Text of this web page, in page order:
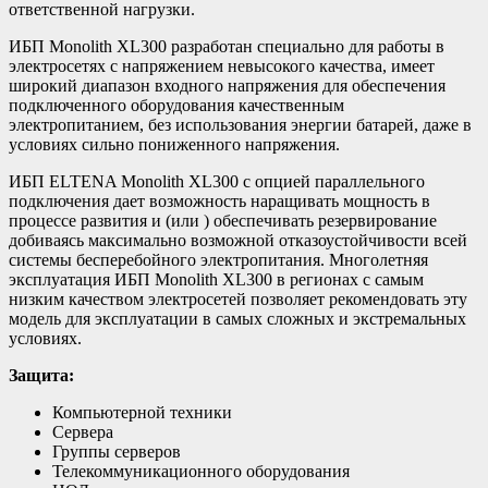
ответственной нагрузки.
ИБП Monolith XL300 разработан специально для работы в
электросетях с напряжением невысокого качества, имеет
широкий диапазон входного напряжения для обеспечения
подключенного оборудования качественным
электропитанием, без использования энергии батарей, даже в
условиях сильно пониженного напряжения.
ИБП ELTENA Monolith XL300 с опцией параллельного
подключения дает возможность наращивать мощность в
процессе развития и (или ) обеспечивать резервирование
добиваясь максимально возможной отказоустойчивости всей
системы бесперебойного электропитания. Многолетняя
эксплуатация ИБП Monolith XL300 в регионах с самым
низким качеством электросетей позволяет рекомендовать эту
модель для эксплуатации в самых сложных и экстремальных
условиях.
Защита:
Компьютерной техники
Сервера
Группы серверов
Телекоммуникационного оборудования